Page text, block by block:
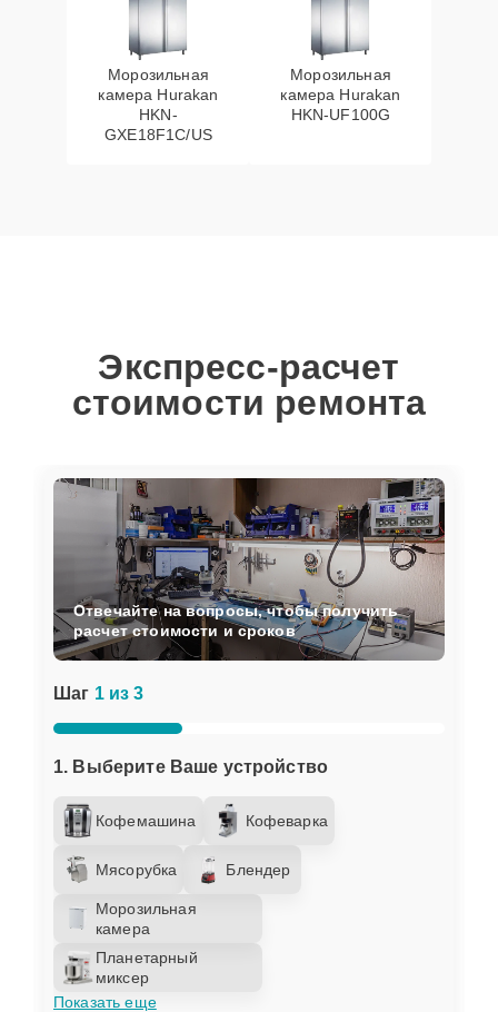
Морозильная
камера Hurakan
HKN-
GXE18F1C/US
Морозильная
камера Hurakan
HKN-UF100G
Экспресс-расчет
стоимости ремонта
Шаг 1 из 3
1. Выберите Ваше устройство
Кофемашина Кофеварка
Мясорубка Блендер
Морозильная
камера
Планетарный
миксер
Показать еще
Отвечайте на вопросы, чтобы получить
расчет стоимости и сроков